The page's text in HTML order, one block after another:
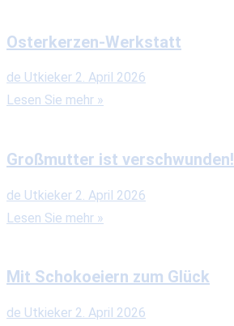
Osterkerzen-Werkstatt
de Utkieker 2. April 2026
Lesen Sie mehr »
Großmutter ist verschwunden!
de Utkieker 2. April 2026
Lesen Sie mehr »
Mit Schokoeiern zum Glück
de Utkieker 2. April 2026